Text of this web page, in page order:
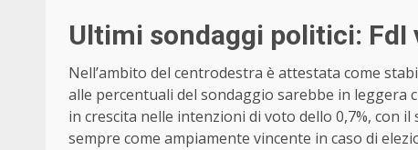
Ultimi sondaggi politici: FdI
Nell’ambito del centrodestra è attestata come
alle percentuali del sondaggio sarebbe in leggera
in crescita nelle intenzioni di voto dello 0,7%, con
sempre come ampiamente vincente in caso di